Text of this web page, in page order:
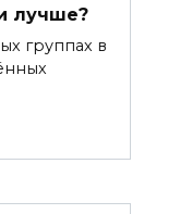
лучше?
группах в